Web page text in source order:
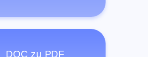
DOC zu PDF